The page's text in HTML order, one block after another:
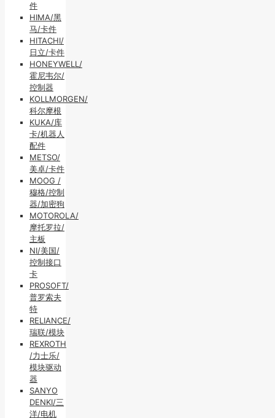
件
HIMA/黑
马/卡件
HITACHI/
日立/卡件
HONEYWELL/
霍尼韦尔/
控制器
KOLLMORGEN/
科尔摩根
KUKA/库
卡/机器人
配件
METSO/
美卓/卡件
MOOG /
穆格/控制
器/加密狗
MOTOROLA/
摩托罗拉/
主板
NI/美国/
控制接口
卡
PROSOFT/
普罗索夫
特
RELIANCE/
瑞联/模块
REXROTH
/力士乐/
模块驱动
器
SANYO
DENKI/三
洋/电机